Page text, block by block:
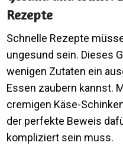
Rezepte
Schnelle Rezepte
ungesund sein. Dieses
wenigen Zutaten ein
Essen zaubern kannst.
cremigen Käse-
der perfekte Beweis
kompliziert sein muss.